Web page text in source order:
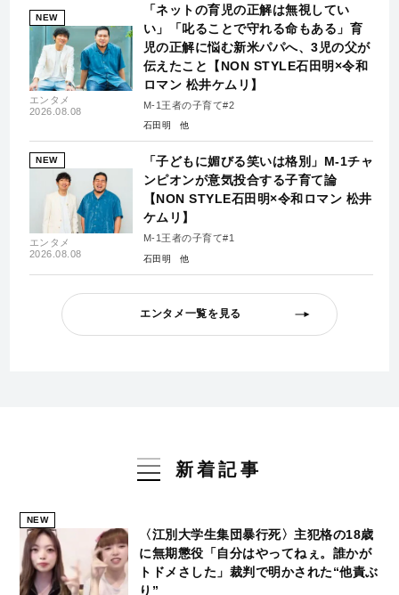
NEW
エンタメ
2026.08.08
「ネットの育児の正解は無視してい
い」「叱ることで守れる命もある」育
児の正解に悩む新米パパへ、3児の父が
伝えたこと【NON STYLE石田明×令和
ロマン 松井ケムリ】
M-1王者の子育て#2
石田明
NEW
エンタメ
2026.08.08
「子どもに媚びる笑いは格別」M-1チャ
ンピオンが意気投合する子育て論
【NON STYLE石田明×令和ロマン 松井
ケムリ】
M-1王者の子育て#1
石田明
エンタメ一覧を見る
新着記事
NEW
〈江別大学生集団暴行死〉主犯格の18歳
に無期懲役「自分はやってねぇ。誰かが
トドメさした」裁判で明かされた“他責ぶ
り”